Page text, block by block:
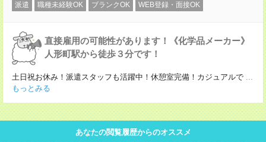
派遣 職種未経験OK ブランクOK WEB登録・面接OK
直接雇用の可能性があります！《化学品メーカー》
人形町駅から徒歩３分です！
土日祝お休み！派遣スタッフも活躍中！休憩室完備！カジュアルで ...
もっとみる
あなたの閲覧履歴からのオススメ